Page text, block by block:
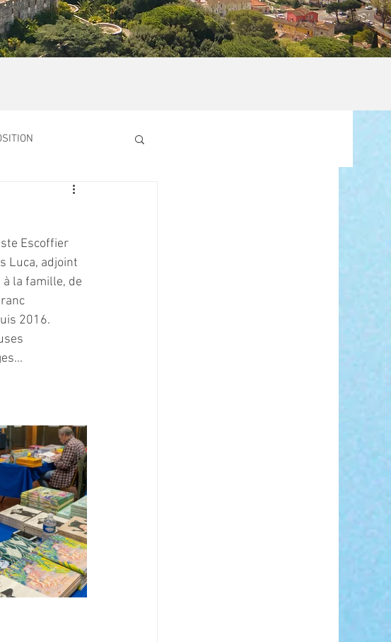
LA DELINQUANCE
Escoffier
Luca, adjoint
la famille, de
2016.